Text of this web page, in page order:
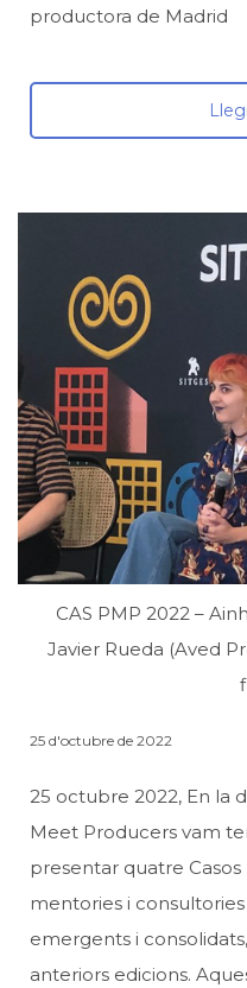
productora de Madrid
CAS PMP 2022 –
Javier Rueda (Aved
25 d'octubre de 2022
25 octubre 2022, En la
Meet Producers vam
presentar quatre Casos
mentories i
emergents i
anteriors edicions.